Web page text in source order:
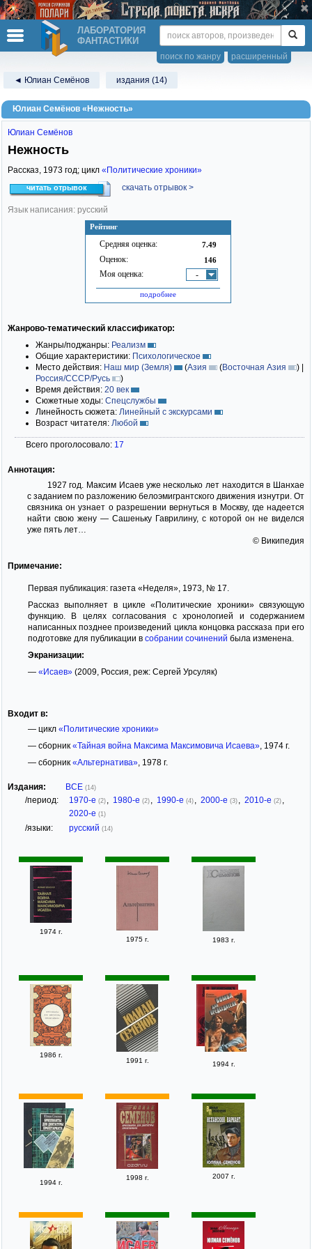
ЛАБОРАТОРИЯ
ФАНТАСТИКИ
расширенный
поиск по жанру
◄ Юлиан Семёнов издания (14)
Юлиан Семёнов «Нежность»
Рейтинг
Средняя оценка: 7.49
Оценок: 146
Моя оценка: -
подробнее
Юлиан Семёнов
Нежность
Рассказ, 1973 год; цикл «Политические хроники»
читать отрывок скачать отрывок >
Язык написания: русский
Жанрово-тематический классификатор:
Жанры/поджанры: Реализм
Общие характеристики: Психологическое
Место действия: Наш мир (Земля) (Азия (Восточная Азия ) |
Россия/СССР/Русь
)
Время действия: 20 век
Сюжетные ходы: Спецслужбы
Линейность сюжета: Линейный с экскурсами
Возраст читателя: Любой
Всего проголосовало: 17
Аннотация:
1927 год. Максим Исаев уже несколько лет находится в Шанхае
с заданием по разложению белоэмигрантского движения изнутри. От
связника он узнает о разрешении вернуться в Москву, где надеется
найти свою жену — Сашеньку Гаврилину, с которой он не виделся
уже пять лет…
© Википедия
Примечание:
Первая публикация: газета «Неделя», 1973, № 17.
Рассказ выполняет в цикле «Политические хроники» связующую
функцию. В целях согласования с хронологией и содержанием
написанных позднее произведений цикла концовка рассказа при его
подготовке для публикации в собрании сочинений была изменена.
Экранизации:
— «Исаев»(2009, Россия, реж: Сергей Урсуляк)
Входит в:
— цикл «Политические хроники»
— сборник «Тайная война Максима Максимовича Исаева», 1974 г.
— сборник «Альтернатива», 1978 г.
Издания: ВСЕ (14)
/период: 1970-е (2) 1980-е (2) 1990-е (4) 2000-е (3) 2010-е (2)
2020-е (1)
/языки: русский (14)
1974 г.
1975 г.
1983 г.
1986 г.
1991 г. 1994 г.
1994 г.
1998 г. 2007 г.